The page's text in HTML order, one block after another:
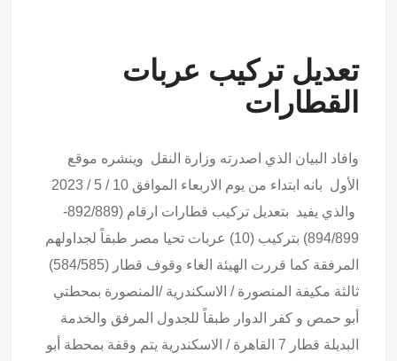
تعديل تركيب عربات
القطارات
وافاد البيان الذي اصدرته وزارة النقل وينشره موقع
الأول بانه ابتداء من يوم الاربعاء الموافق 10 / 5 / 2023
والذي يفيد بتعديل تركيب قطارات ارقام (892/889-
894/899) بتركيب (10) عربات تحيا مصر طبقاً لجداولهم
المرفقة كما قررت الهيئة الغاء وقوف قطار (584/585)
ثالثة مكيفة المنصورة / الاسكندرية /المنصورة بمحطتي
أبو حمص و كفر الدوار طبقاً للجدول المرفق والخدمة
البديلة قطار 7 القاهرة / الاسكندرية يتم وقفة بمحطة أبو